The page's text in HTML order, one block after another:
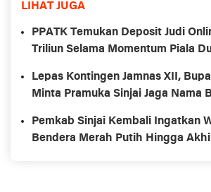
LIHAT JUGA
PPATK Temukan Deposit Judi
Triliun Selama Momentum Piala
Lepas Kontingen Jamnas XII,
Minta Pramuka Sinjai Jaga Nama
Pemkab Sinjai Kembali Ingatkan
Bendera Merah Putih Hingga